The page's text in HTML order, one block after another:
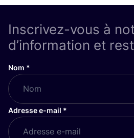
Inscrivez-vous à
d’information et
Nom *
Adresse e-mail *